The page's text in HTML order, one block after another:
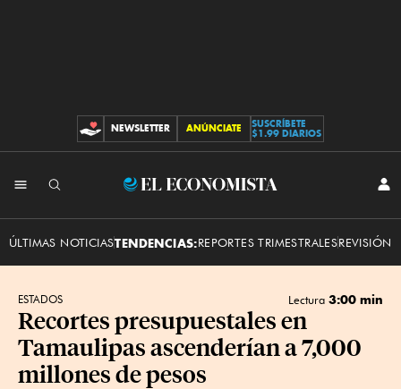
CONTRIBUCIONES
NEWSLETTER ANÚNCIATE
SUSCRÍBETE
$1.99 DIARIOS
El
ÚLTIMAS NOTICIASTENDENCIAS:REPORTES TRIMESTRALESREVISIÓN
ESTADOS Lectura 3:00 min
Recortes presupuestales en
Tamaulipas ascenderían a 7,000
millones de pesos